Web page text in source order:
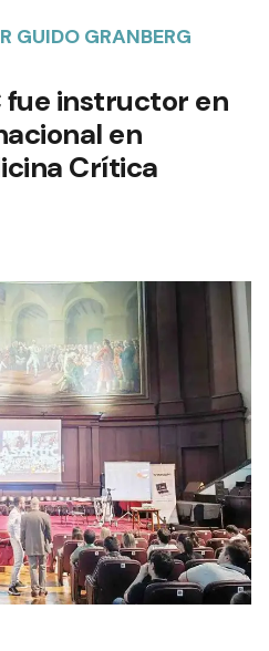
GUIDO GRANBERG
fue instructor en
en
Crítica